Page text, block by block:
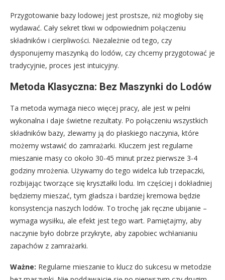
Przygotowanie bazy lodowej jest prostsze, niż mogłoby się
wydawać. Cały sekret tkwi w odpowiednim połączeniu
składników i cierpliwości. Niezależnie od tego, czy
dysponujemy maszynką do lodów, czy chcemy przygotować je
tradycyjnie, proces jest intuicyjny.
Metoda Klasyczna: Bez Maszynki do Lodów
Ta metoda wymaga nieco więcej pracy, ale jest w pełni
wykonalna i daje świetne rezultaty. Po połączeniu wszystkich
składników bazy, zlewamy ją do płaskiego naczynia, które
możemy wstawić do zamrażarki. Kluczem jest regularne
mieszanie masy co około 30-45 minut przez pierwsze 3-4
godziny mrożenia. Używamy do tego widelca lub trzepaczki,
rozbijając tworzące się kryształki lodu. Im częściej i dokładniej
będziemy mieszać, tym gładsza i bardziej kremowa będzie
konsystencja naszych lodów. To trochę jak ręczne ubijanie –
wymaga wysiłku, ale efekt jest tego wart. Pamiętajmy, aby
naczynie było dobrze przykryte, aby zapobiec wchłanianiu
zapachów z zamrażarki.
Ważne: Regularne mieszanie to klucz do sukcesu w metodzie